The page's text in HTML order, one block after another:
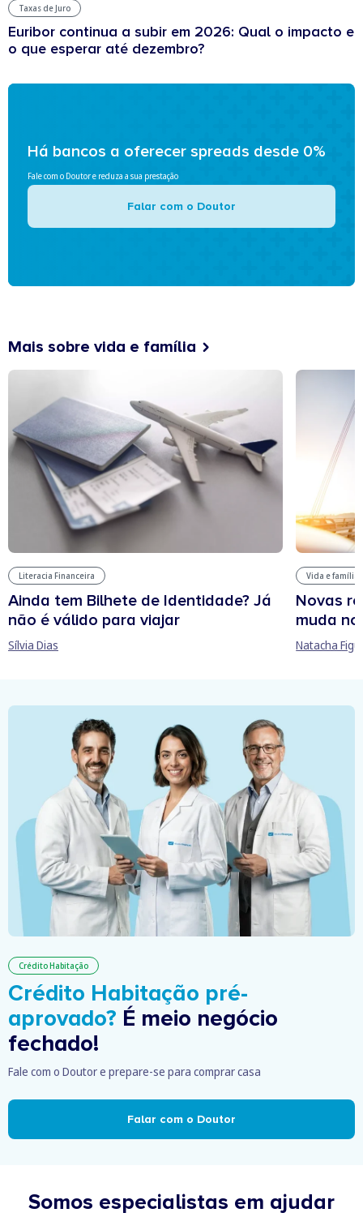
Taxas de Juro
Euribor continua a subir em 2026: Qual o impacto e
o que esperar até dezembro?
Há bancos a oferecer spreads desde 0%
Fale com o Doutor e reduza a sua prestação
Falar com o Doutor
Mais sobre vida e família
Literacia Financeira
Ainda tem Bilhete de Identidade? Já
não é válido para viajar
Sílvia Dias
Vida e família
Novas
muda
Natacha
Crédito Habitação
Crédito Habitação pré-
aprovado? É meio negócio
fechado!
Fale com o Doutor e prepare-se para comprar casa
Falar com o Doutor
Somos especialistas em ajudar